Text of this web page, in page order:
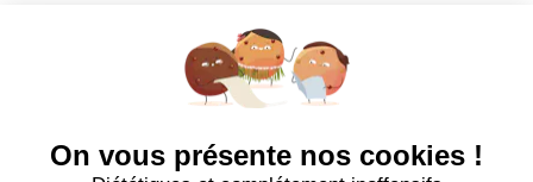
accompagnement
facile et agréable vers
esthétiques pensés
On vous présente nos cookies !